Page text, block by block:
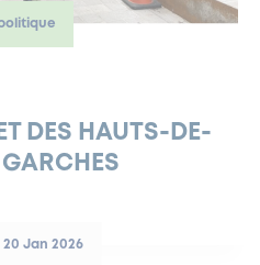
NATURELLE
LIBRE
DES HAUTS-DE-
20 Jan 2026